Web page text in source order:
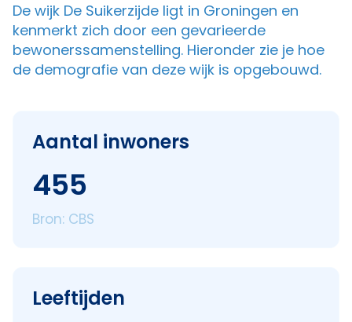
De wijk De Suikerzijde ligt in Groningen en
kenmerkt zich door een gevarieerde
bewonerssamenstelling. Hieronder zie je hoe
de demografie van deze wijk is opgebouwd.
Aantal inwoners
455
Bron: CBS
Leeftijden